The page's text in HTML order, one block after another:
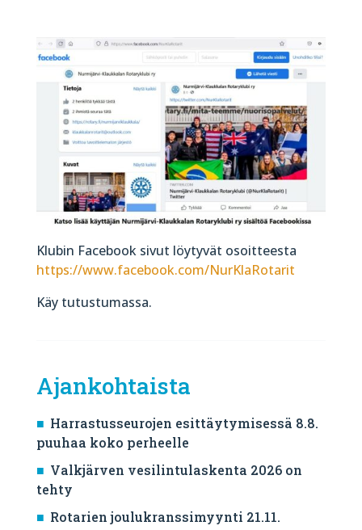
Klubin Facebook sivut löytyvät osoitteesta
https://www.facebook.com/NurKlaRotarit
Käy tutustumassa.
Ajankohtaista
Harrastusseurojen esittäytymisessä 8.8.
puuhaa koko perheelle
Valkjärven vesilintulaskenta 2026 on
tehty
Rotarien joulukranssimyynti 21.11.